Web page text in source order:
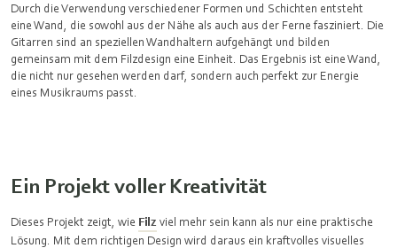
Durch die Verwendung verschiedener Formen und Schichten entsteht
eine Wand, die sowohl aus der Nähe als auch aus der Ferne fasziniert. Die
Gitarren sind an speziellen Wandhaltern aufgehängt und bilden
gemeinsam mit dem Filzdesign eine Einheit. Das Ergebnis ist eine Wand,
die nicht nur gesehen werden darf, sondern auch perfekt zur Energie
eines Musikraums passt.
Ein Projekt voller Kreativität
Dieses Projekt zeigt, wie Filz viel mehr sein kann als nur eine praktische
Lösung. Mit dem richtigen Design wird daraus ein kraftvolles visuelles